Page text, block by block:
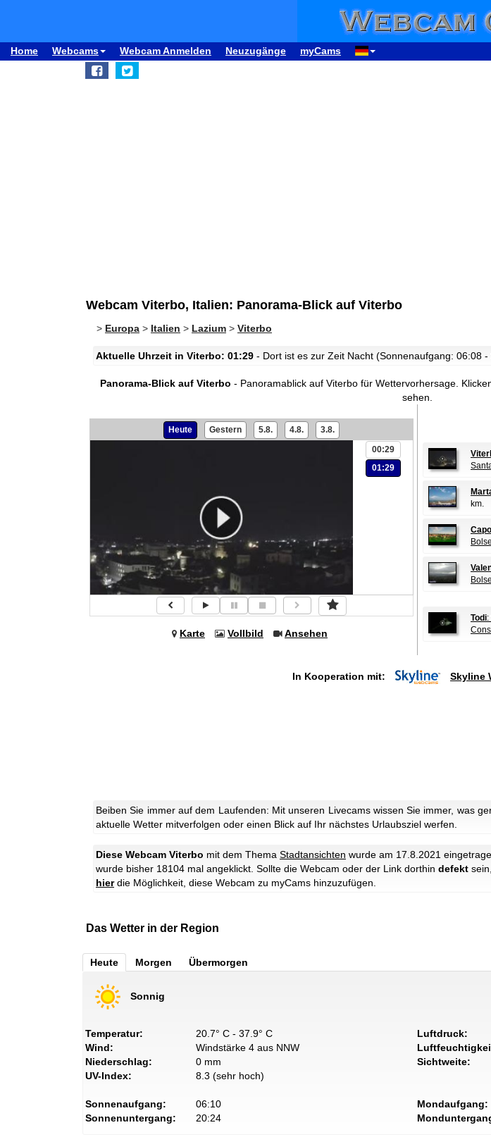
Home Webcams Webcam Anmelden Neuzugänge myCams
Webcam Viterbo, Italien: Panorama-Blick auf Viterbo
> Europa > Italien > Lazium > Viterbo
Aktuelle Uhrzeit in Viterbo: 01:29 - Dort ist es zur Zeit Nacht (Sonnenaufgang: 06:08
Panorama-Blick auf Viterbo - Panoramablick auf Viterbo für Wettervorhersage.
sehen.
Heute Gestern 5.8. 4.8. 3.8.
00:29
01:29
Karte Vollbild Ansehen
km.
Todi
In Kooperation mit: Skyline
Beiben Sie immer auf dem Laufenden: Mit unseren Livecams wissen Sie immer, was
aktuelle Wetter mitverfolgen oder einen Blick auf Ihr nächstes Urlaubsziel werfen.
Diese Webcam Viterbo mit dem Thema Stadtansichten wurde am 17.8.2021
wurde bisher 18104 mal angeklickt. Sollte die Webcam oder der Link dorthin defekt
hierdie Möglichkeit, diese Webcam zu myCams hinzuzufügen.
Das Wetter in der Region
Heute Morgen Übermorgen
Sonnig
Temperatur:
20.7° C - 37.9° C
Wind:
Windstärke 4 aus NNW
Niederschlag:
0 mm
UV-Index:
8.3 (sehr hoch)
Luftdruck:
Sichtweite:
Sonnenaufgang:
06:10
Sonnenuntergang:
20:24
Mondaufgang: